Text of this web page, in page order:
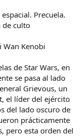
Precuela.
de culto
Wan Kenobi
de Star Wars, en
se pasa al lado
Grievous, un
el líder del ejército
del lado oscuro de
prácticamente
pero esta orden del